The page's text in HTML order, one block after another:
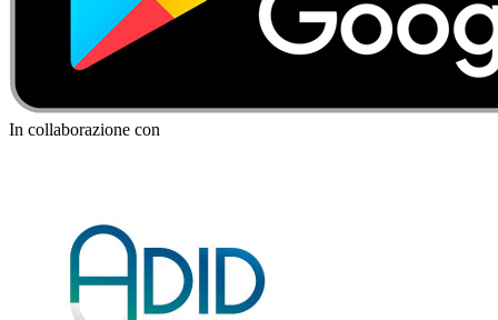
In collaborazione con